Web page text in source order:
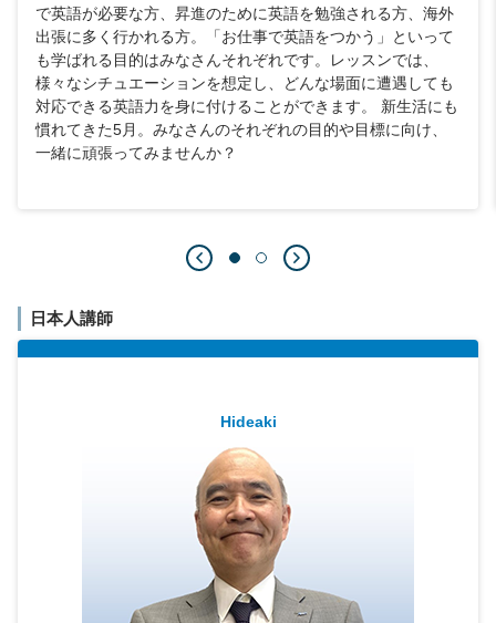
で英語が必要な方、昇進のために英語を勉強される方、海外
出張に多く行かれる方。「お仕事で英語をつかう」といって
も学ばれる目的はみなさんそれぞれです。レッスンでは、
様々なシチュエーションを想定し、どんな場面に遭遇しても
対応できる英語力を身に付けることができます。 新生活にも
慣れてきた5月。みなさんのそれぞれの目的や目標に向け、
一緒に頑張ってみませんか？
日本人講師
Hideaki